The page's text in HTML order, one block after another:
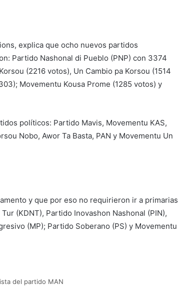
explica que ocho nuevos partidos
Partido Nashonal di Pueblo (PNP) con 3374
(2216 votos), Un Cambio pa Korsou (1514
Movementu Kousa Prome (1285 votos) y
políticos: Partido Mavis, Movementu KAS,
Nobo, Awor Ta Basta, PAN y Movementu Un
y que por eso no requirieron ir a primarias
(KDNT), Partido Inovashon Nashonal (PIN),
(MP); Partido Soberano (PS) y Movementu
del partido MAN